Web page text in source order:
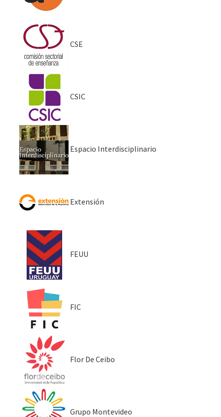
CSE
CSIC
Espacio Interdisciplinario
Extensión
FEUU
FIC
Flor De Ceibo
Grupo Montevideo